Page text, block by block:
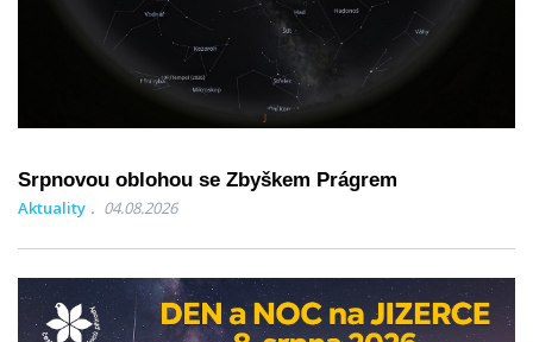
Srpnovou oblohou se Zbyškem Prágrem
Aktuality 04.08.2026